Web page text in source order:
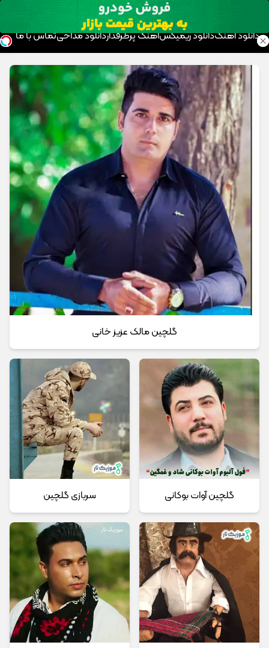
موزیک تار
دانلود آهنگدانلود ریمیکسآهنگ پرطرفداردانلود مداحیتماس با ما
گلچین مالک عزیز خانی
گلچین آوات بوکانی سربازی گلچین